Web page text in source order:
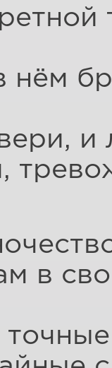
нём
и
в